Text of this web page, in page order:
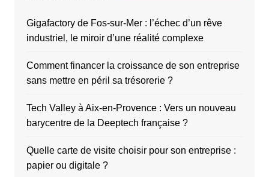
Gigafactory de Fos-sur-Mer : l’échec d’un rêve
industriel, le miroir d’une réalité complexe
Comment financer la croissance de son entreprise
sans mettre en péril sa trésorerie ?
Tech Valley à Aix-en-Provence : Vers un nouveau
barycentre de la Deeptech française ?
Quelle carte de visite choisir pour son entreprise :
papier ou digitale ?